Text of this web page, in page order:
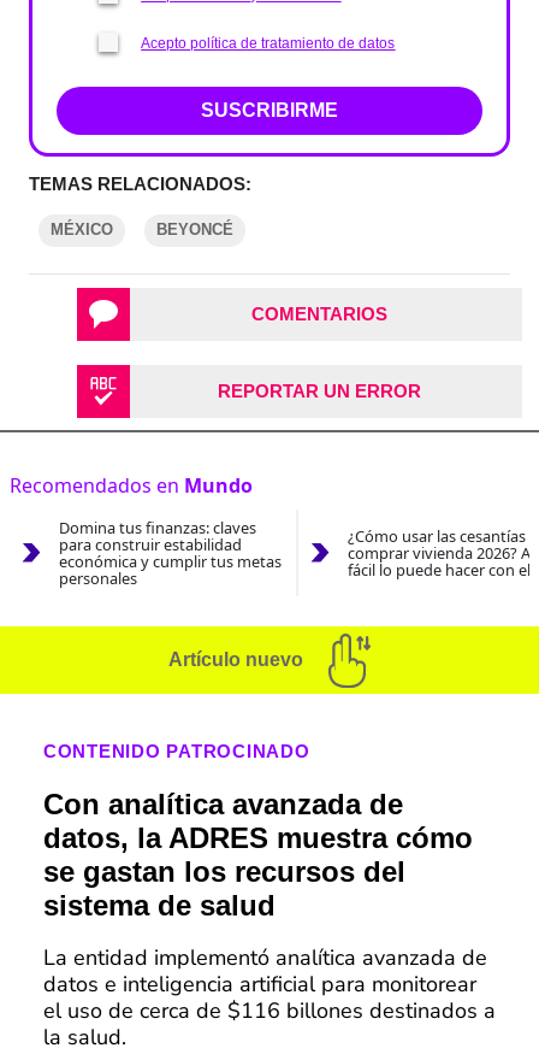
Acepto política de tratamiento de datos
SUSCRIBIRME
TEMAS RELACIONADOS:
MÉXICO BEYONCÉ
COMENTARIOS
REPORTAR UN ERROR
Recomendados en Mundo
Domina tus finanzas: claves
para construir estabilidad
económica y cumplir tus metas
personales
¿Cómo usar las cesantías
comprar vivienda 2026?
fácil lo puede hacer con el
Artículo nuevo
CONTENIDO PATROCINADO
Con analítica avanzada de
datos, la ADRES muestra cómo
se gastan los recursos del
sistema de salud
La entidad implementó analítica avanzada de
datos e inteligencia artificial para monitorear
el uso de cerca de $116 billones destinados a
la salud.